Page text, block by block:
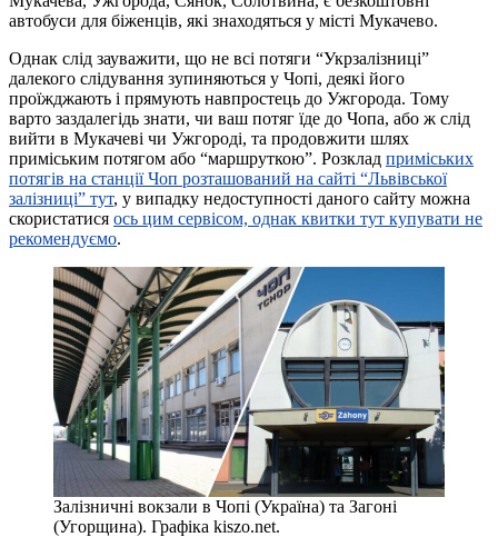
автобуси для біженців, які знаходяться у місті Мукачево.
Однак слід зауважити, що не всі потяги “Укрзалізниці”
далекого слідування зупиняються у Чопі, деякі його
проїжджають і прямують навпростець до Ужгорода. Тому
варто заздалегідь знати, чи ваш потяг їде до Чопа, або ж слід
вийти в Мукачеві чи Ужгороді, та продовжити шлях
приміським потягом або “маршруткою”. Розклад приміських
потягів на станції Чоп розташований на сайті “Львівської
залізниці” тут, у випадку недоступності даного сайту можна
скористатися ось цим сервісом, однак квитки тут купувати не
рекомендуємо.
Залізничні вокзали в Чопі (Україна) та Загоні
(Угорщина). Графіка kiszo.net.